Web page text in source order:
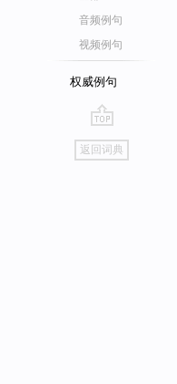
音频例句
视频例句
权威例句
go
top
返回词典